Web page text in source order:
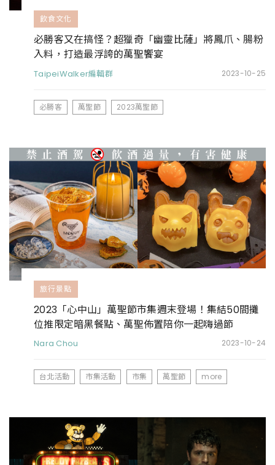
飲食文化
必勝客又在搞怪？超獵奇「幽靈比薩」將鳳爪、腸粉
入料，打造最浮誇的萬聖饗宴
TaipeiWalker編輯群 2023-10-25
必勝客 萬聖節 2023萬聖節
旅行景點
2023「心中山」萬聖節市集週末登場！集結50間攤
位推限定暗黑餐點、萬聖佈置陪你一起嗨過節
Nara Chou 2023-10-24
台北活動 市集活動 市集 萬聖節 more